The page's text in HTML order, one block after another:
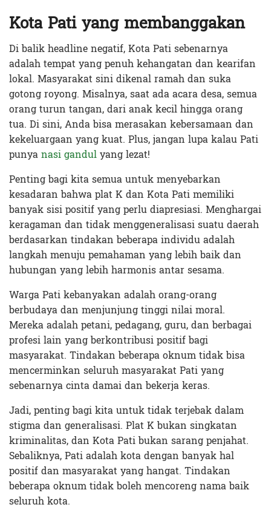
Kota Pati yang membanggakan
Di balik headline negatif, Kota Pati sebenarnya
adalah tempat yang penuh kehangatan dan kearifan
lokal. Masyarakat sini dikenal ramah dan suka
gotong royong. Misalnya, saat ada acara desa, semua
orang turun tangan, dari anak kecil hingga orang
tua. Di sini, Anda bisa merasakan kebersamaan dan
kekeluargaan yang kuat. Plus, jangan lupa kalau Pati
punyanasi gandulyang lezat!
Penting bagi kita semua untuk menyebarkan
kesadaran bahwa plat K dan Kota Pati memiliki
banyak sisi positif yang perlu diapresiasi. Menghargai
keragaman dan tidak menggeneralisasi suatu daerah
berdasarkan tindakan beberapa individu adalah
langkah menuju pemahaman yang lebih baik dan
hubungan yang lebih harmonis antar sesama.
Warga Pati kebanyakan adalah orang-orang
berbudaya dan menjunjung tinggi nilai moral.
Mereka adalah petani, pedagang, guru, dan berbagai
profesi lain yang berkontribusi positif bagi
masyarakat. Tindakan beberapa oknum tidak bisa
mencerminkan seluruh masyarakat Pati yang
sebenarnya cinta damai dan bekerja keras.
Jadi, penting bagi kita untuk tidak terjebak dalam
stigma dan generalisasi. Plat K bukan singkatan
kriminalitas, dan Kota Pati bukan sarang penjahat.
Sebaliknya, Pati adalah kota dengan banyak hal
positif dan masyarakat yang hangat. Tindakan
beberapa oknum tidak boleh mencoreng nama baik
seluruh kota.